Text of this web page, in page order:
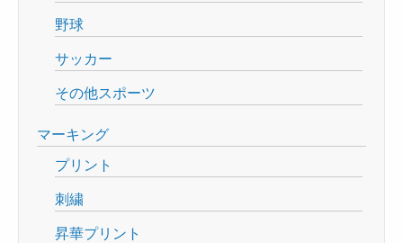
野球
サッカー
その他スポーツ
マーキング
プリント
刺繍
昇華プリント